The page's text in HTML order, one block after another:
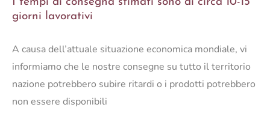
GRIGIO
D50
giorni lavorativi
A causa dell’attuale situazione economica mondiale, vi
informiamo che le nostre consegne su tutto il territorio
nazione potrebbero subire ritardi o i prodotti potrebbero
non essere disponibili